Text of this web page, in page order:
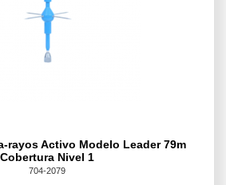
rayos Activo Modelo Leader 79m
Cobertura Nivel 1
704-2079